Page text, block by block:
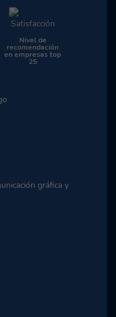
Nivel de
recomendación
en empresas top
25
gráfica y